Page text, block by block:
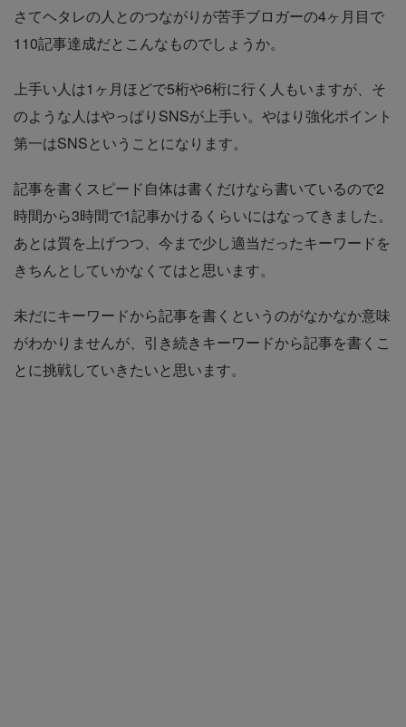
さてヘタレの人とのつながりが苦手ブロガーの4ヶ月目で
110記事達成だとこんなものでしょうか。
上手い人は1ヶ月ほどで5桁や6桁に行く人もいますが、そ
のような人はやっぱりSNSが上手い。やはり強化ポイント
第一はSNSということになります。
記事を書くスピード自体は書くだけなら書いているので2
時間から3時間で1記事かけるくらいにはなってきました。
あとは質を上げつつ、今まで少し適当だったキーワードを
きちんとしていかなくてはと思います。
未だにキーワードから記事を書くというのがなかなか意味
がわかりませんが、引き続きキーワードから記事を書くこ
とに挑戦していきたいと思います。